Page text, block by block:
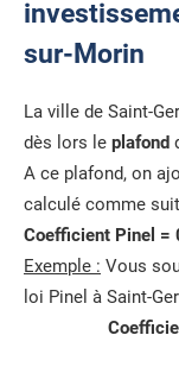
sur-Morin
La ville de Saint-
dès lors le plafond
A ce plafond, on
calculé comme
Coefficient Pinel =
Exemple : Vous
loi Pinel à Saint-